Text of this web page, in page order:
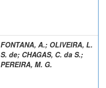
FONTANA, A.; OLIVEIRA, L.
S. de; CHAGAS, C. da S.;
PEREIRA, M. G.